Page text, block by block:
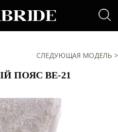
СЛЕДУЮЩАЯ МОДЕЛЬ >
ПОЯС BE-21